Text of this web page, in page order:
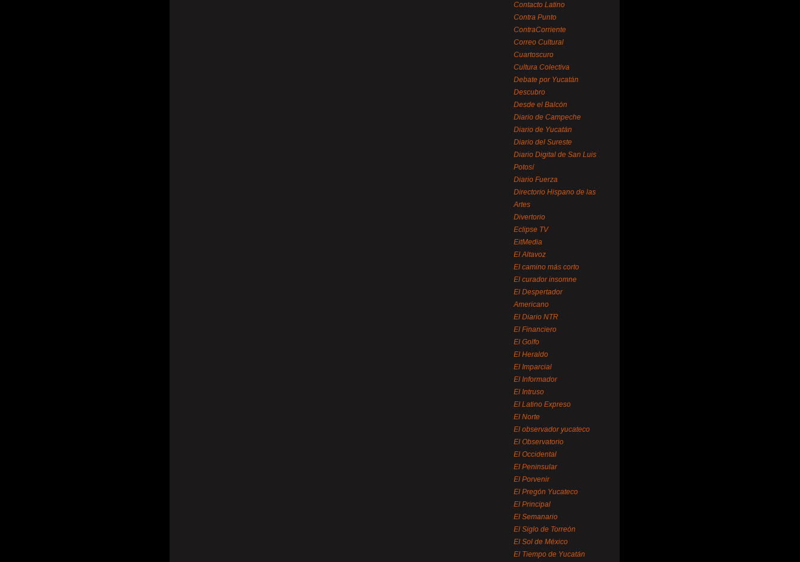
Contacto Latino
Contra Punto
ContraCorriente
Correo Cultural
Cuartoscuro
Cultura Colectiva
Debate por Yucatán
Descubro
Desde el Balcón
Diario de Campeche
Diario de Yucatán
Diario del Sureste
Diario Digital de San Luis
Potosí
Diario Fuerza
Directorio Hispano de las
Artes
Divertorio
Eclipse TV
EitMedia
El Altavoz
El camino más corto
El curador insomne
El Despertador
Americano
El Diario NTR
El Financiero
El Golfo
El Heraldo
El Imparcial
El Informador
El Intruso
El Latino Expreso
El Norte
El observador yucateco
El Observatorio
El Occidental
El Peninsular
El Porvenir
El Pregón Yucateco
El Principal
El Semanario
El Siglo de Torreón
El Sol de México
El Tiempo de Yucatán